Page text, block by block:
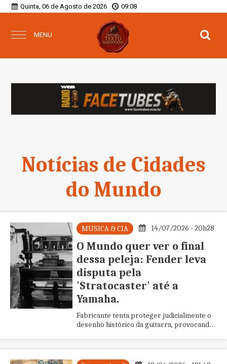
Quinta, 06 de Agosto de 2026 09:08
MENU
Notícias de Cidades
do Mundo
MUSICA & CIA 14/07/2026 - 20h28
O Mundo quer ver o final
dessa peleja: Fender leva
disputa pela
'Stratocaster' até a
Yamaha.
Fabricante tenta proteger judicialmente o
desenho histórico da guitarra, provocando